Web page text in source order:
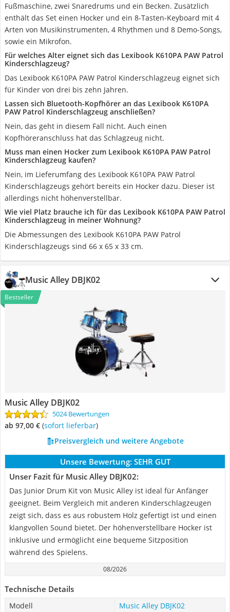
Fußmaschine, zwei Snaredrums und ein Becken. Zusätzlich
enthält das Set einen Hocker und ein 8-Tasten-Keyboard mit 4
Arten von Musikinstrumenten, 4 Rhythmen und 8 Demo-Songs,
sowie ein Mikrofon.
Für welches Alter eignet sich das Lexibook K610PA PAW Patrol
Kinderschlagzeug?
Das Lexibook K610PA PAW Patrol Kinderschlagzeug eignet sich
für Kinder von drei bis zehn Jahren.
Lassen sich Bluetooth-Kopfhörer an das Lexibook K610PA
PAW Patrol Kinderschlagzeug anschließen?
Nein, das geht in diesem Fall nicht. Auch einen
Kopfhöreranschluss hat das Schlagzeug nicht.
Muss man einen Hocker zum Lexibook K610PA PAW Patrol
Kinderschlagzeug kaufen?
Nein, im Lieferumfang des Lexibook K610PA PAW Patrol
Kinderschlagzeugs gehört bereits ein Hocker dazu. Dieser ist
allerdings nicht höhenverstellbar.
Wie viel Platz brauche ich für das Lexibook K610PA PAW Patrol
Kinderschlagzeug in meiner Wohnung?
Die Abmessungen des Lexibook K610PA PAW Patrol
Kinderschlagzeugs sind 66 x 65 x 33 cm.
Music Alley DBJK02
Bestseller
Music Alley DBJK02
5024 Bewertungen
ab 97,00 € ( Sofort lieferbar)
Preisvergleich und weitere Angebote
Unsere Bewertung: SEHR GUT
Unser Fazit für Music Alley DBJK02:
Das Junior Drum Kit von Music Alley ist ideal für Anfänger
geeignet. Beim Vergleich mit anderen Kinderschlagzeugen
zeigt sich, dass es aus robustem Holz gefertigt ist und einen
klangvollen Sound bietet. Der höhenverstellbare Hocker ist
inklusive und ermöglicht eine bequeme Sitzposition
während des Spielens.
08/2026
Technische Details
Modell
Music Alley DBJK02